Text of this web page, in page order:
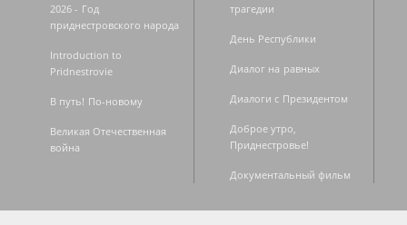
2026 - Год
приднестровского народа
Introduction to
Pridnestrovie
В путь! По-новому
Великая Отечественная
война
трагедии
День Республики
Диалог на равных
Диалоги с Президентом
Доброе утро,
Приднестровье!
Документальный фильм